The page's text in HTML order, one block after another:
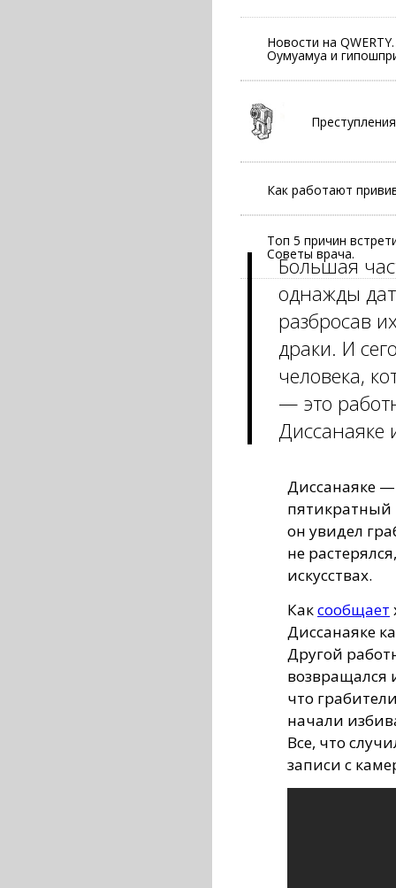
Новости на
Оумуамуа и
Как работают
Топ 5 причин
Советы врача.
Большая
однажды
разбросав
драки. И
человека,
— это
Диссанаяке
Диссанаяке
он увидел
не
искусствах.
Каксообщает
Диссанаяке
Другой
возвращался
что
начали
Все, что
записи с